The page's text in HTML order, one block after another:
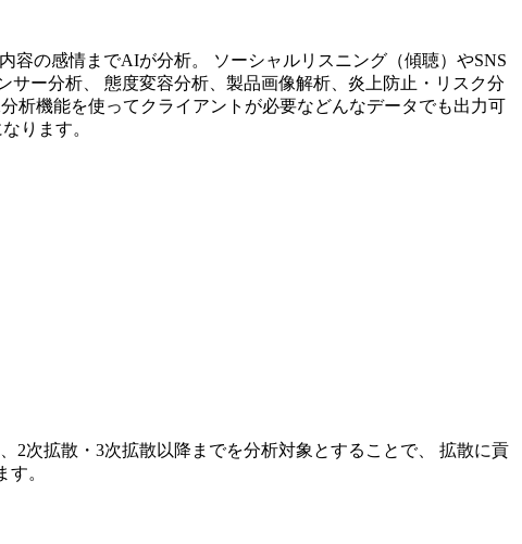
容の感情までAIが分析。 ソーシャルリスニング（傾聴）やSNS
ー分析、 態度変容分析、製品画像解析、炎上防止・リスク分
析機能を使ってクライアントが必要などんなデータでも出力可
ります。
2次拡散・3次拡散以降までを分析対象とすることで、 拡散に貢
。